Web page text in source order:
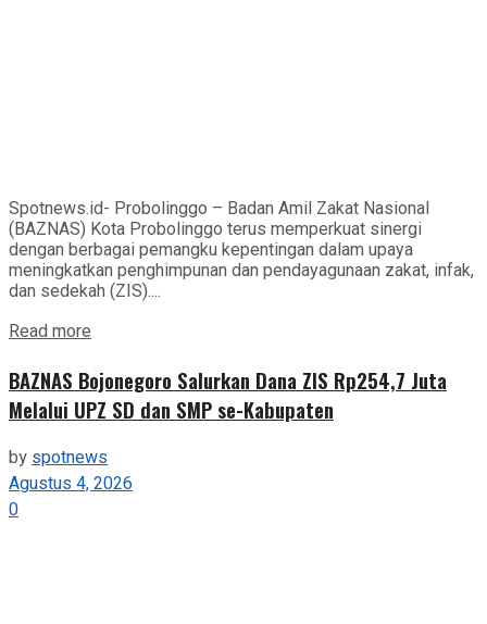
Spotnews.id- Probolinggo – Badan Amil Zakat Nasional
(BAZNAS) Kota Probolinggo terus memperkuat sinergi
dengan berbagai pemangku kepentingan dalam upaya
meningkatkan penghimpunan dan pendayagunaan zakat, infak,
dan sedekah (ZIS)....
Read more
BAZNAS Bojonegoro Salurkan Dana ZIS Rp254,7 Juta
Melalui UPZ SD dan SMP se-Kabupaten
by spotnews
Agustus 4, 2026
0